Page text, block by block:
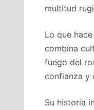
multitud
Lo que
combina
fuego del
confianza y
Su historia